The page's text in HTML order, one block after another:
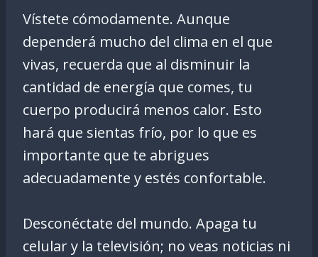
Vístete cómodamente. Aunque
dependerá mucho del clima en el que
vivas, recuerda que al disminuir la
cantidad de energía que comes, tu
cuerpo producirá menos calor. Esto
hará que sientas frío, por lo que es
importante que te abrigues
adecuadamente y estés confortable.
Desconéctate del mundo. Apaga tu
celular y la televisión; no veas noticias ni